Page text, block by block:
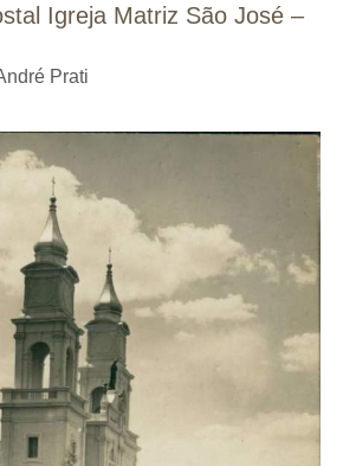
Igreja Matriz São José –
Prati